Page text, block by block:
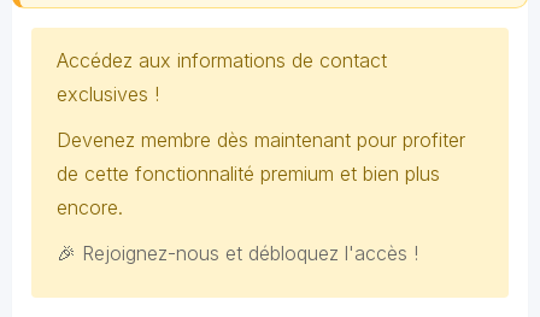
Accédez aux informations de contact
exclusives !
Devenez membre dès maintenant pour profiter
de cette fonctionnalité premium et bien plus
encore.
🎉 Rejoignez-nous et débloquez l'accès !